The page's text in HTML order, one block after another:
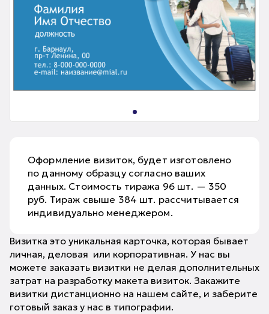
Оформление визиток, будет изготовлено
по данному образцу согласно ваших
данных. Стоимость тиража 96 шт. — 350
руб. Тираж свыше 384 шт. рассчитывается
индивидуально менеджером.
Визитка это уникальная карточка, которая бывает
личная, деловая или корпоративная. У нас вы
можете заказать визитки не делая дополнительных
затрат на разработку макета визиток. Закажите
визитки дистанционно на нашем сайте, и заберите
готовый заказ у нас в типографии.